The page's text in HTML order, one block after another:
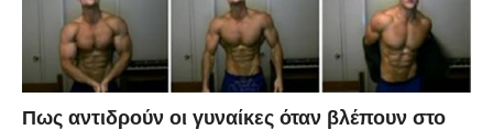
Πως αντιδρούν οι γυναίκες όταν βλέπουν στο